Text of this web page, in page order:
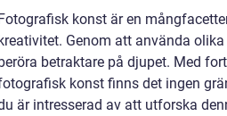
Fotografisk konst är en
kreativitet. Genom att använda
beröra betraktare på djupet. Med
konst finns det ingen
är intresserad av att utforska